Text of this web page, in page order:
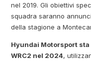
nel 2019. Gli obiettivi
squadra saranno
della stagione a
Hyundai Motorsport
WRC2 nel 2024,